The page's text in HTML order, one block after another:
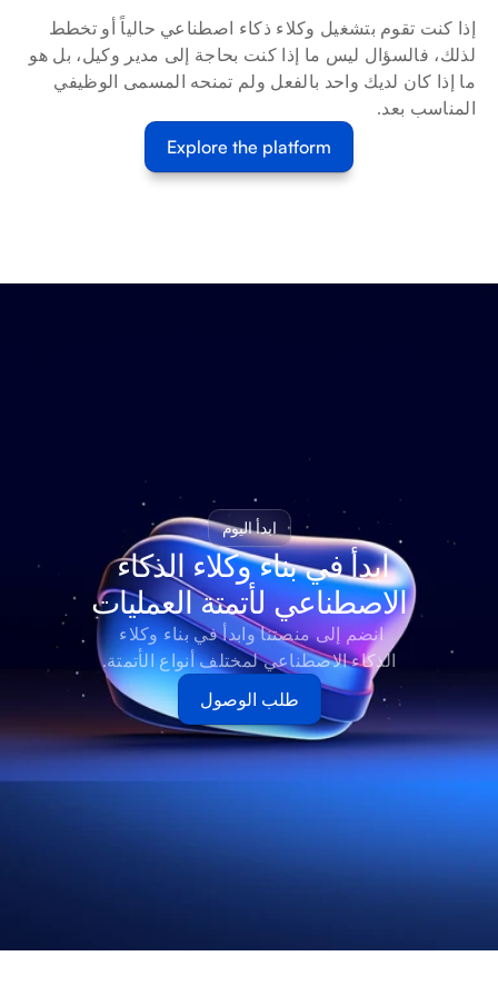
المناسب بعد.
Explore the platform
ابدأ اليوم
ابدأ في بناء وكلاء الذكاء
الاصطناعي لأتمتة العمليات
الذكاء الاصطناعي لمختلف أنواع الأتمتة.
طلب الوصول